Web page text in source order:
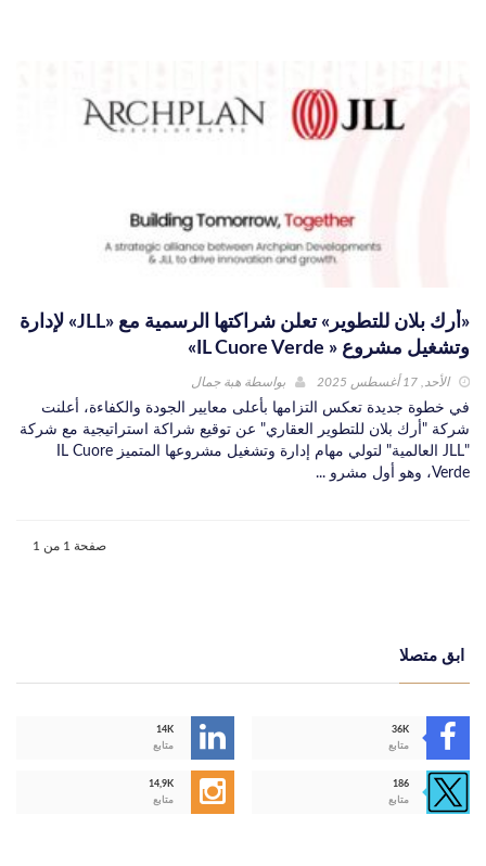
«أرك بلان للتطوير» تعلن شراكتها الرسمية مع «JLL» لإدارة
وتشغيل مشروع « IL Cuore Verde»
الأحد, 17 أغسطس 2025 بواسطة هبة جمال
في خطوة جديدة تعكس التزامها بأعلى معايير الجودة والكفاءة، أعلنت
شركة "أرك بلان للتطوير العقاري" عن توقيع شراكة استراتيجية مع شركة
"JLL العالمية" لتولي مهام إدارة وتشغيل مشروعها المتميز IL Cuore
Verde، وهو أول مشرو ...
صفحة 1 من 1
ابق متصلا
14K
متابع
36K
متابع
14,9K
متابع
186
متابع